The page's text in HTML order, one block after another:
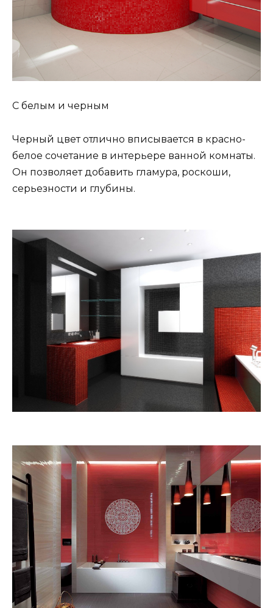
С белым и черным
Черный цвет отлично вписывается в красно-
белое сочетание в интерьере ванной комнаты.
Он позволяет добавить гламура, роскоши,
серьезности и глубины.